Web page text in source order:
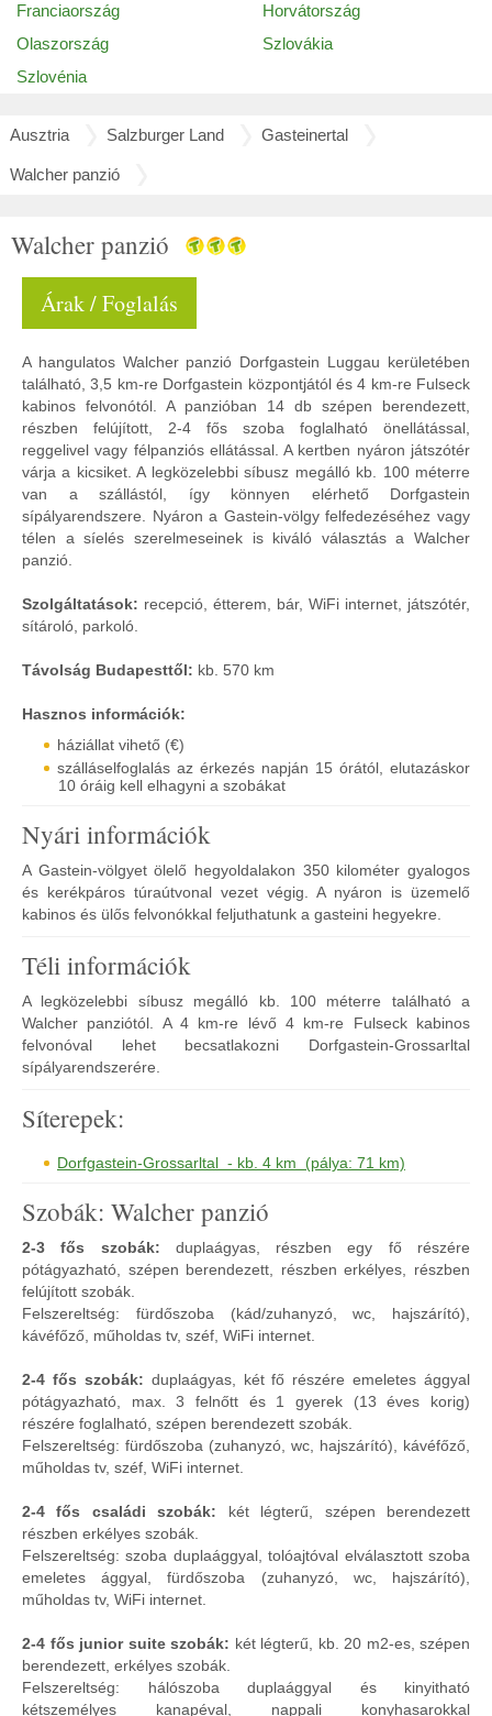
Franciaország
Horvátország
Olaszország
Szlovákia
Szlovénia
Ausztria Salzburger Land Gasteinertal
Walcher panzió
Walcher panzió
Árak / Foglalás
A hangulatos Walcher panzió Dorfgastein Luggau kerületében
található, 3,5 km-re Dorfgastein központjától és 4 km-re Fulseck
kabinos felvonótól. A panzióban 14 db szépen berendezett,
részben felújított, 2-4 fős szoba foglalható önellátással,
reggelivel vagy félpanziós ellátással. A kertben nyáron játszótér
várja a kicsiket. A legközelebbi síbusz megálló kb. 100 méterre
van a szállástól, így könnyen elérhető Dorfgastein
sípályarendszere. Nyáron a Gastein-völgy felfedezéséhez vagy
télen a síelés szerelmeseinek is kiváló választás a Walcher
panzió.
Szolgáltatások: recepció, étterem, bár, WiFi internet, játszótér,
sítároló, parkoló.
Távolság Budapesttől: kb. 570 km
Hasznos információk:
háziállat vihető (€)
szálláselfoglalás az érkezés napján 15 órától, elutazáskor
10 óráig kell elhagyni a szobákat
Nyári információk
A Gastein-völgyet ölelő hegyoldalakon 350 kilométer gyalogos
és kerékpáros túraútvonal vezet végig. A nyáron is üzemelő
kabinos és ülős felvonókkal feljuthatunk a gasteini hegyekre.
Téli információk
A legközelebbi síbusz megálló kb. 100 méterre található a
Walcher panziótól. A 4 km-re lévő 4 km-re Fulseck kabinos
felvonóval lehet becsatlakozni Dorfgastein-Grossarltal
sípályarendszerére.
Síterepek:
Dorfgastein-Grossarltal - kb. 4 km (pálya: 71 km)
Szobák: Walcher panzió
2-3 fős szobák: duplaágyas, részben egy fő részére
pótágyazható, szépen berendezett, részben erkélyes, részben
felújított szobák.
Felszereltség: fürdőszoba (kád/zuhanyzó, wc, hajszárító),
kávéfőző, műholdas tv, széf, WiFi internet.
2-4 fős szobák: duplaágyas, két fő részére emeletes ággyal
pótágyazható, max. 3 felnőtt és 1 gyerek (13 éves korig)
részére foglalható, szépen berendezett szobák.
Felszereltség: fürdőszoba (zuhanyzó, wc, hajszárító), kávéfőző,
műholdas tv, széf, WiFi internet.
2-4 fős családi szobák: két légterű, szépen berendezett
részben erkélyes szobák.
Felszereltség: szoba duplaággyal, tolóajtóval elválasztott szoba
emeletes ággyal, fürdőszoba (zuhanyzó, wc, hajszárító),
műholdas tv, WiFi internet.
2-4 fős junior suite szobák: két légterű, kb. 20 m2-es, szépen
berendezett, erkélyes szobák.
Felszereltség: hálószoba duplaággyal és kinyitható
kétszemélyes kanapéval, nappali konyhasarokkal